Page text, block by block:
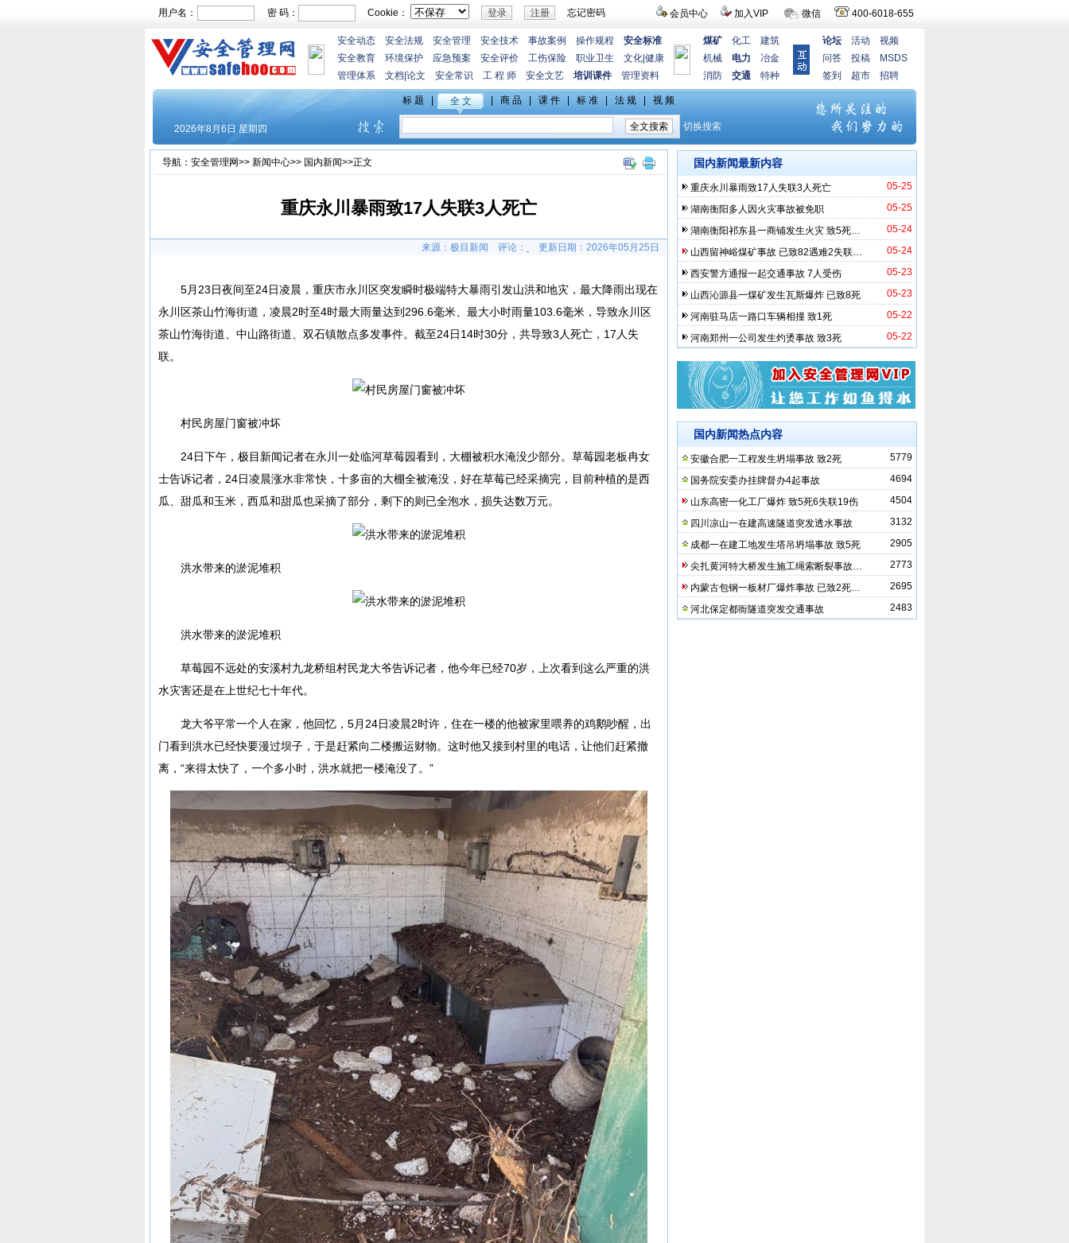
会员中心 加入VIP 微信 400-6018-655
用户名： 密 码： Cookie： 忘记密码
安全动态 安全法规 安全管理 安全技术 事故案例 操作规程
安全标准
安全教育
环境保护 应急预案 安全评价 工伤保险 职业卫生 文化 健康
管理体系
文档 论文 安全常识 工 程 师 安全文艺 培训课件 管理资料
煤矿 化工
建筑
机械
电力
冶金
消防
交通 特种
论坛 活动
视频
问答
投稿
MSDS
签到
超市 招聘
导航： 安全管理网>> 新闻中心>> 国内新闻>>正文
重庆永川暴雨致17人失联3人死亡
来源：极目新闻 评论： 更新日期： 2026年05月25日
5月23日夜间至24日凌晨，重庆市永川区突发瞬时极端特大暴雨引发山洪和地灾，最大降雨出现在
永川区茶山竹海街道，凌晨2时至4时最大雨量达到296.6毫米、最大小时雨量103.6毫米，导致永川区
茶山竹海街道、中山路街道、双石镇散点多发事件。截至24日14时30分，共导致3人死亡，17人失
联。
村民房屋门窗被冲坏
24日下午，极目新闻记者在永川一处临河草莓园看到，大棚被积水淹没少部分。草莓园老板冉女
士告诉记者，24日凌晨涨水非常快，十多亩的大棚全被淹没，好在草莓已经采摘完，目前种植的是西
瓜、甜瓜和玉米，西瓜和甜瓜也采摘了部分，剩下的则已全泡水，损失达数万元。
洪水带来的淤泥堆积
洪水带来的淤泥堆积
草莓园不远处的安溪村九龙桥组村民龙大爷告诉记者，他今年已经70岁，上次看到这么严重的洪
水灾害还是在上世纪七十年代。
龙大爷平常一个人在家，他回忆，5月24日凌晨2时许，住在一楼的他被家里喂养的鸡鹅吵醒，出
门看到洪水已经快要漫过坝子，于是赶紧向二楼搬运财物。这时他又接到村里的电话，让他们赶紧撤
离，“来得太快了，一个多小时，洪水就把一楼淹没了。”
国内新闻最新内容
05-25
重庆永川暴雨致17人失联3人死亡
05-25
湖南衡阳多人因火灾事故被免职
05-24
湖南衡阳祁东县一商铺发生火灾 致5死…
05-24
山西留神峪煤矿事故 已致82遇难2失联…
05-23
西安警方通报一起交通事故 7人受伤
05-23
山西沁源县一煤矿发生瓦斯爆炸 已致8死
05-22
河南驻马店一路口车辆相撞 致1死
05-22
河南郑州一公司发生灼烫事故 致3死
国内新闻热点内容
5779
安徽合肥一工程发生坍塌事故 致2死
4694
国务院安委办挂牌督办4起事故
4504
山东高密一化工厂爆炸 致5死6失联19伤
3132
四川凉山一在建高速隧道突发透水事故
2905
成都一在建工地发生塔吊坍塌事故 致5死
2773
尖扎黄河特大桥发生施工绳索断裂事故…
2695
内蒙古包钢一板材厂爆炸事故 已致2死…
2483
河北保定都衙隧道突发交通事故